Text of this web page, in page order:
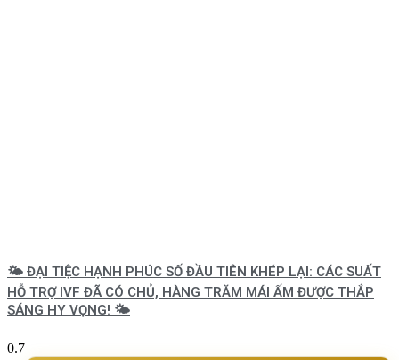
🌤️ ĐẠI TIỆC HẠNH PHÚC SỐ ĐẦU TIÊN KHÉP LẠI: CÁC SUẤT
HỖ TRỢ IVF ĐÃ CÓ CHỦ, HÀNG TRĂM MÁI ẤM ĐƯỢC THẮP
SÁNG HY VỌNG! 🌤️